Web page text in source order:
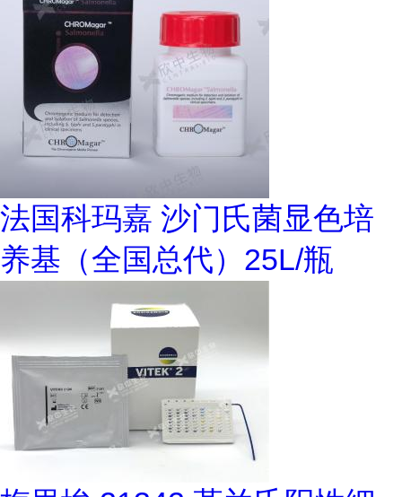
法国科玛嘉 沙门氏菌显色培
养基（全国总代）25L/瓶